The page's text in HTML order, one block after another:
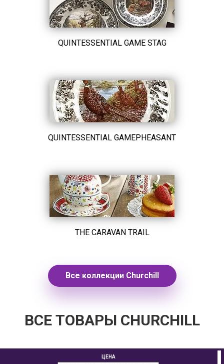
QUINTESSENTIAL GAME STAG
QUINTESSENTIAL GAMEPHEASANT
THE CARAVAN TRAIL
Все коллекции Churchill
ВСЕ ТОВАРЫ CHURCHILL
ЦЕНА